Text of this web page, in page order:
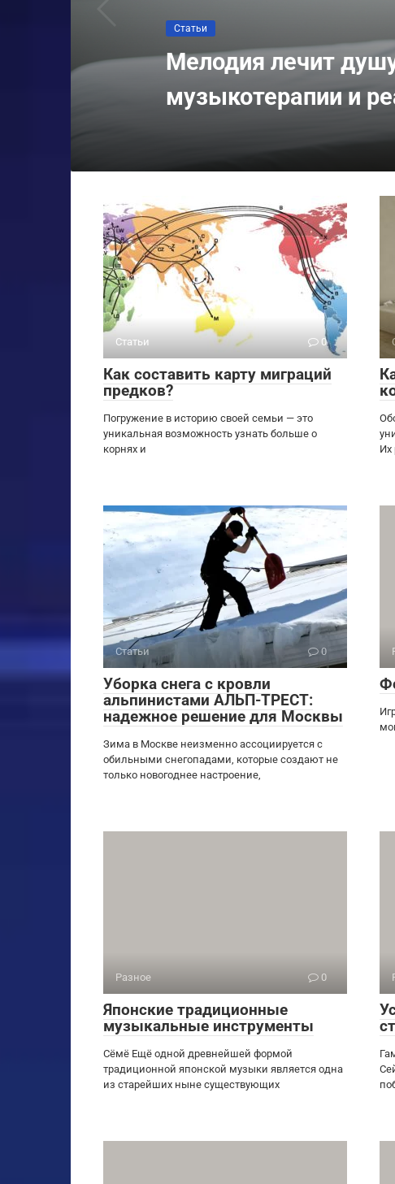
Статьи
Мелодия лечит
музыкотерапии и
Статьи 0
Как составить карту миграций
предков?
Погружение в историю своей семьи — это
уникальная возможность узнать больше о
корнях и
Их
Статьи 0
Уборка снега с кровли
альпинистами АЛЬП-ТРЕСТ:
надежное решение для Москвы
Зима в Москве неизменно ассоциируется с
обильными снегопадами, которые создают не
только новогоднее настроение,
Разное 0
Японские традиционные
музыкальные инструменты
Сёмё Ещё одной древнейшей формой
традиционной японской музыки является одна
из старейших ныне существующих